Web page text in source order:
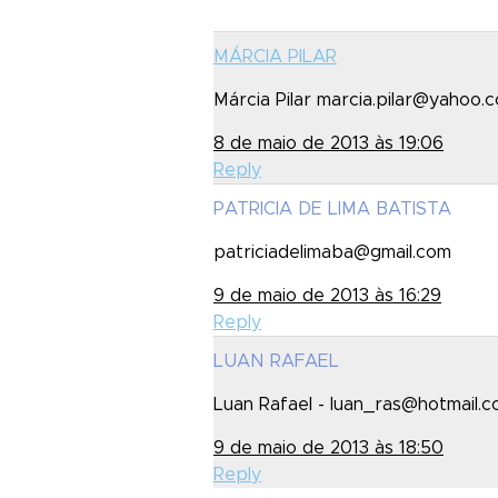
MÁRCIA PILAR
Márcia Pilar
8 de maio de 2013 às 19:06
Reply
PATRICIA DE LIMA BATISTA
patriciadelimaba@gmail.com
9 de maio de 2013 às 16:29
Reply
LUAN RAFAEL
Luan Rafael -
9 de maio de 2013 às 18:50
Reply